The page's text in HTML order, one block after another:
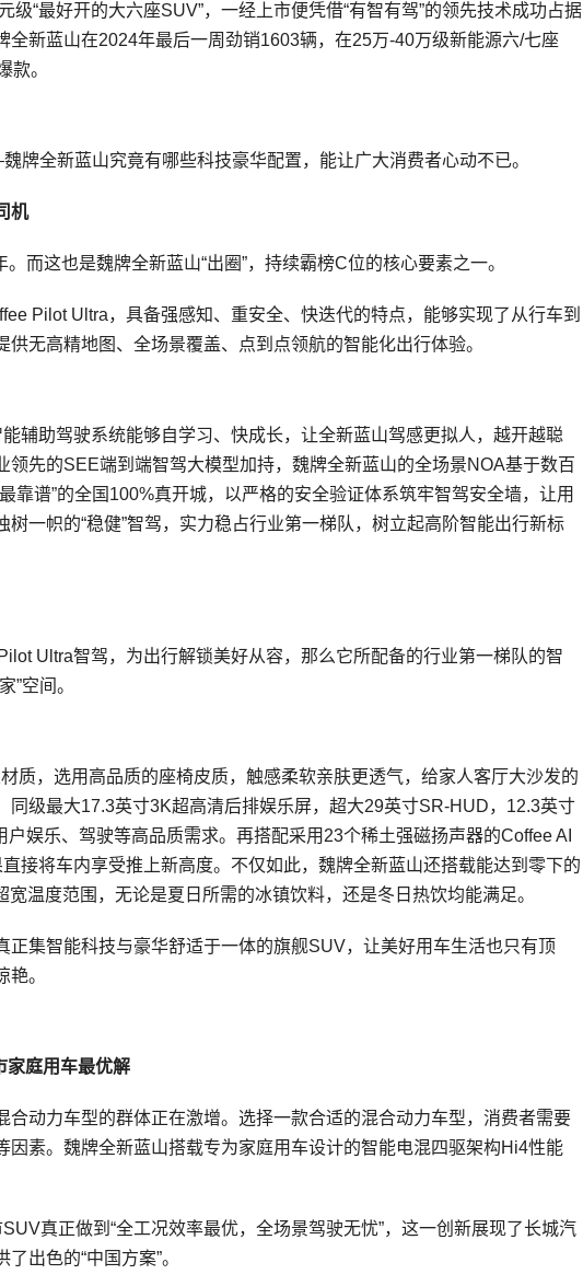
“最好开的大六座SUV”，一经上市便凭借“有智有驾”的领先技术成功占据
新蓝山在2024年最后一周劲销1603辆，在25万-40万级新能源六/七座
款。
牌全新蓝山究竟有哪些科技豪华配置，能让广大消费者心动不已。
机
而这也是魏牌全新蓝山“出圈”，持续霸榜C位的核心要素之一。
Pilot Ultra，具备强感知、重安全、快迭代的特点，能够实现了从行车到
无高精地图、全场景覆盖、点到点领航的智能化出行体验。
辅助驾驶系统能够自学习、快成长，让全新蓝山驾感更拟人，越开越聪
领先的SEE端到端智驾大模型加持，魏牌全新蓝山的全场景NOA基于数百
靠谱”的全国100%真开城，以严格的安全验证体系筑牢智驾安全墙，让用
一帜的“稳健”智驾，实力稳占行业第一梯队，树立起高阶智能出行新标
Ultra智驾，为出行解锁美好从容，那么它所配备的行业第一梯队的智
”空间。
质，选用高品质的座椅皮质，触感柔软亲肤更透气，给家人客厅大沙发的
同级最大17.3英寸3K超高清后排娱乐屏，超大29英寸SR-HUD，12.3英寸
户娱乐、驾驶等高品质需求。再搭配采用23个稀土强磁扬声器的Coffee AI
接将车内享受推上新高度。不仅如此，魏牌全新蓝山还搭载能达到零下的
温度范围，无论是夏日所需的冰镇饮料，还是冬日热饮均能满足。
集智能科技与豪华舒适于一体的旗舰SUV，让美好用车生活也只有顶
。
家庭用车最优解
合动力车型的群体正在激增。选择一款合适的混合动力车型，消费者需要
素。魏牌全新蓝山搭载专为家庭用车设计的智能电混四驱架构Hi4性能
真正做到“全工况效率最优，全场景驾驶无忧”，这一创新展现了长城汽
出色的“中国方案”。